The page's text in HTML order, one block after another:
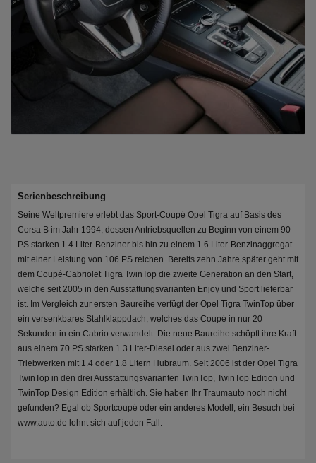
Serienbeschreibung
Seine Weltpremiere erlebt das Sport-Coupé Opel Tigra auf Basis des
Corsa B im Jahr 1994, dessen Antriebsquellen zu Beginn von einem 90
PS starken 1.4 Liter-Benziner bis hin zu einem 1.6 Liter-Benzinaggregat
mit einer Leistung von 106 PS reichen. Bereits zehn Jahre später geht mit
dem Coupé-Cabriolet Tigra TwinTop die zweite Generation an den Start,
welche seit 2005 in den Ausstattungsvarianten Enjoy und Sport lieferbar
ist. Im Vergleich zur ersten Baureihe verfügt der Opel Tigra TwinTop über
ein versenkbares Stahlklappdach, welches das Coupé in nur 20
Sekunden in ein Cabrio verwandelt. Die neue Baureihe schöpft ihre Kraft
aus einem 70 PS starken 1.3 Liter-Diesel oder aus zwei Benziner-
Triebwerken mit 1.4 oder 1.8 Litern Hubraum. Seit 2006 ist der Opel Tigra
TwinTop in den drei Ausstattungsvarianten TwinTop, TwinTop Edition und
TwinTop Design Edition erhältlich. Sie haben Ihr Traumauto noch nicht
gefunden? Egal ob Sportcoupé oder ein anderes Modell, ein Besuch bei
www.auto.de lohnt sich auf jeden Fall.